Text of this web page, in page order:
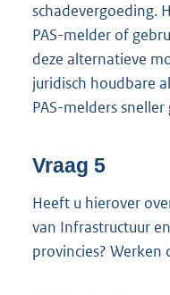
schadevergoeding.
PAS-melder of
deze alternatieve
juridisch houdbare
PAS-melders
Vraag 5
Heeft u hierover
van Infrastructuur
provincies? Werken